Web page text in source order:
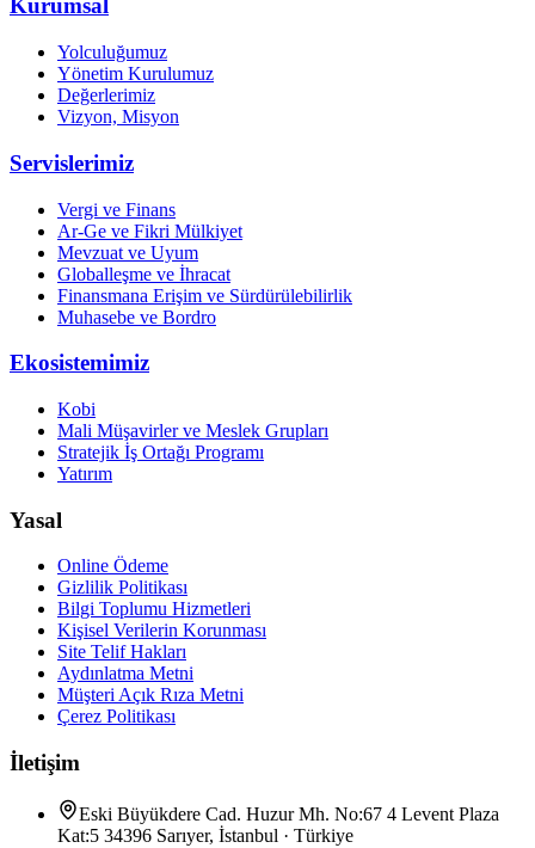
Kurumsal
Yolculuğumuz
Yönetim Kurulumuz
Değerlerimiz
Vizyon, Misyon
Servislerimiz
Vergi ve Finans
Ar-Ge ve Fikri Mülkiyet
Mevzuat ve Uyum
Globalleşme ve İhracat
Finansmana Erişim ve Sürdürülebilirlik
Muhasebe ve Bordro
Ekosistemimiz
Kobi
Mali Müşavirler ve Meslek Grupları
Stratejik İş Ortağı Programı
Yatırım
Yasal
Online Ödeme
Gizlilik Politikası
Bilgi Toplumu Hizmetleri
Kişisel Verilerin Korunması
Site Telif Hakları
Aydınlatma Metni
Müşteri Açık Rıza Metni
Çerez Politikası
İletişim
Eski Büyükdere Cad. Huzur Mh. No:67 4 Levent Plaza
Kat:5 34396 Sarıyer, İstanbul · Türkiye